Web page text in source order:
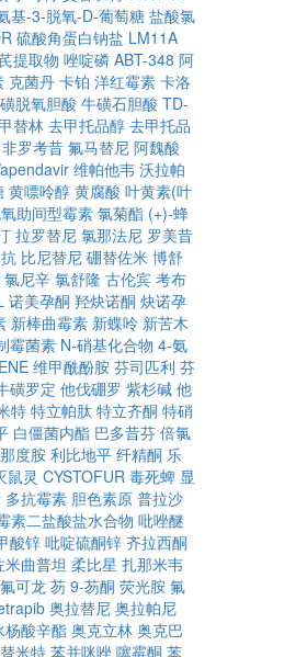
基-3-脱氧-D-葡萄糖盐酸氯
硫酸角蛋白钠盐 LM11A
提取物 唑啶磷 ABT-348 阿
克菌丹 卡铂 洋红霉素 卡洛
脱氧胆酸 牛磺石胆酸 TD-
替林 去甲托品醇 去甲托品
非罗考昔 氟马替尼 阿魏酸
维帕他韦 沃拉帕
黄嘌呤醇 黄腐酸 叶黄素(叶
助间型霉素氯菊酯 (+)-蜂
拉罗替尼 氯那法尼 罗美昔
比尼替尼 硼替佐米 博舒
氯尼辛 氯舒隆 古伦宾 考布
诺美孕酮 羟炔诺酮 炔诺孕
新棒曲霉素 新蝶呤 新苦木
霉菌素 N-硝基化合物 4-氨
维甲酰酚胺 芬司匹利 芬
磺罗定 他伐硼罗 紫杉碱 他
特 特立帕肽 特立齐酮 特硝
白僵菌内酯 巴多昔芬 倍氯
度胺 利比地平 纤精酮 乐
鼠灵 CYSTOFUR 毒死蜱 显
多抗霉素 胆色素原 普拉沙
素二盐酸盐水合物 吡唑醚
酸锌 吡啶硫酮锌 齐拉西酮
米曲普坦 柔比星 扎那米韦
氟可龙 芴 9-芴酮 荧光胺 氟
奥拉替尼 奥拉帕尼
杨酸辛酯 奥克立林 奥克巴
米特 苯并咪唑 噻霉酮 苯